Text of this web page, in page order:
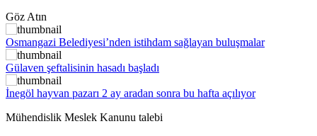
Göz Atın
Osmangazi Belediyesi’nden istihdam sağlayan buluşmalar
Gülaven şeftalisinin hasadı başladı
İnegöl hayvan pazarı 2 ay aradan sonra bu hafta açılıyor
Mühendislik Meslek Kanunu talebi